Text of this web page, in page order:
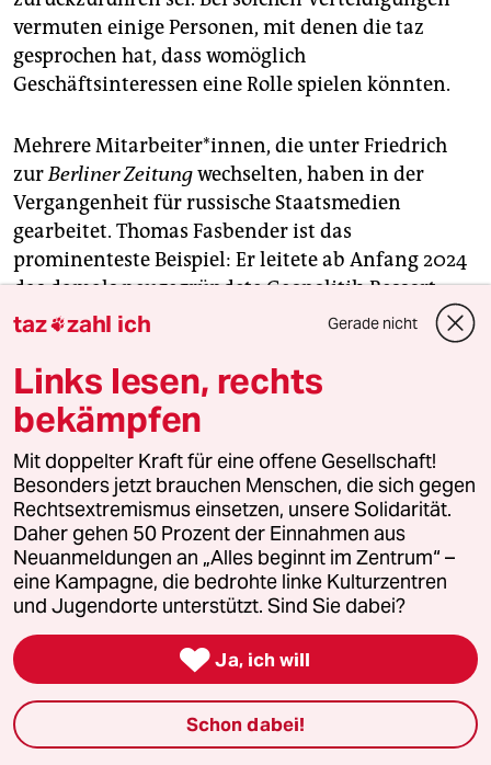
vermuten einige Personen, mit denen die taz
gesprochen hat, dass womöglich
Geschäftsinteressen eine Rolle spielen könnten.
Mehrere Mitarbeiter*innen, die unter Friedrich
zurBerliner Zeitungwechselten, haben in der
Vergangenheit für russische Staatsmedien
gearbeitet. Thomas Fasbender ist das
prominenteste Beispiel: Er leitete ab Anfang 2024
das damals neugegründete Geopolitik-Ressort,
bevor er dieses Jahr Mitherausgeber derWeltbühne
wurde. Neben seiner langjährigen Mitarbeit als
Autor der neurechten ZeitungJunge Freiheit
Fasbender bis zum Großüberfall Russlands auf die
Ukraine mehrere Formate beim
Propagandasender RT.
Wer dem Kettenhund zu nahe tritt
Wenige Tage nach Beginn des russischen Angriffs
lud Fasbender den früheren DDR-Oberst Bernd
Biedermann in seine Sendung, der über Putins
Angriffskrieg in der Ukraine sagen durfte: „Aber
welche Alternative hätte er denn gehabt?“ Das sei
gar kein Krieg, sondern eine „selektive
taz zahl ich Gerade nicht
Links lesen, rechts
bekämpfen
Mit doppelter Kraft für eine offene Gesellschaft!
Besonders jetzt brauchen Menschen, die sich gegen
Rechtsextremismus einsetzen, unsere Solidarität.
Daher gehen 50 Prozent der Einnahmen aus
Neuanmeldungen an „Alles beginnt im Zentrum“ –
eine Kampagne, die bedrohte linke Kulturzentren
und Jugendorte unterstützt. Sind Sie dabei?
 Ja, ich will
Schon dabei!